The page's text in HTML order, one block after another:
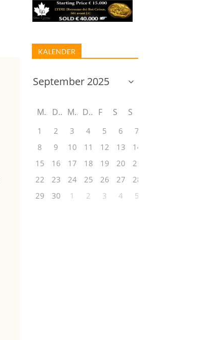
KALENDER
M D M D F S S
1 2 3 4 5 6
7
8
9 10 11 12 13
14
15
16 17 18 19 20
21
22
23 24 25 26 27
28
29
30 1 2 3 4 5